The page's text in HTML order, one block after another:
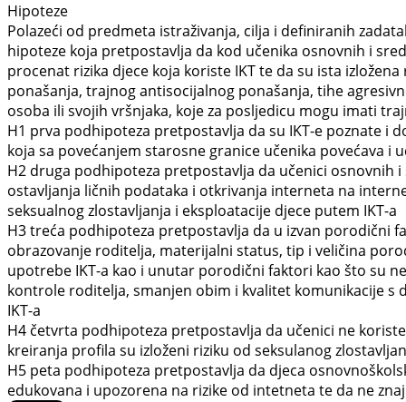
Hipoteze
Polazeći od predmeta istraživanja, cilja i definiranih
hipoteze koja pretpostavlja da kod učenika osnovnih i
procenat rizika djece koja koriste IKT te da su ista
ponašanja, trajnog antisocijalnog ponašanja, tihe
osoba ili svojih vršnjaka, koje za posljedicu mogu imati
H1 prva podhipoteza pretpostavlja da su IKT-e poznate i
koja sa povećanjem starosne granice učenika povećava i
H2 druga podhipoteza pretpostavlja da učenici osnovnih
ostavljanja ličnih podataka i otkrivanja interneta na
seksualnog zlostavljanja i eksploatacije djece putem IKT-a
H3treća podhipoteza pretpostavlja da u izvan porodični
obrazovanje roditelja, materijalni status, tip i veličina
upotrebe IKT-a kao i unutar porodični faktori kao što su
kontrole roditelja, smanjen obim i kvalitet komunikacije s
IKT-a
H4 četvrta podhipoteza pretpostavlja da učenici ne
kreiranja profila su izloženi riziku od seksulanog
H5 peta podhipoteza pretpostavlja da djeca
edukovana i upozorena na rizike od intetneta te da ne